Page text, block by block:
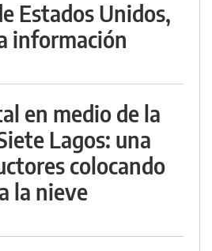
Estados Unidos,
información
en medio de la
Lagos: una
colocando
la nieve